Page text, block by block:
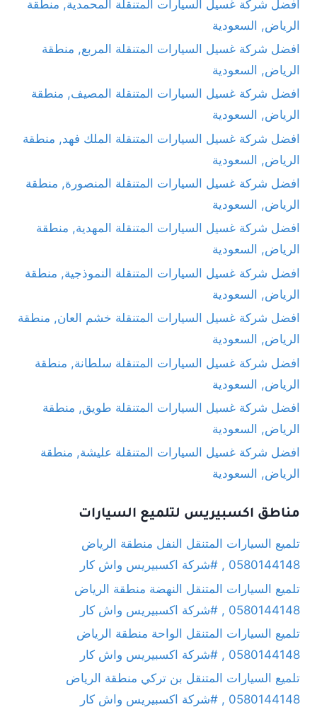
افضل شركة غسيل السيارات المتنقلة المحمدية, منطقة
الرياض, السعودية
افضل شركة غسيل السيارات المتنقلة المربع, منطقة
الرياض, السعودية
افضل شركة غسيل السيارات المتنقلة المصيف, منطقة
الرياض, السعودية
افضل شركة غسيل السيارات المتنقلة الملك فهد, منطقة
الرياض, السعودية
افضل شركة غسيل السيارات المتنقلة المنصورة, منطقة
الرياض, السعودية
افضل شركة غسيل السيارات المتنقلة المهدية, منطقة
الرياض, السعودية
افضل شركة غسيل السيارات المتنقلة النموذجية, منطقة
الرياض, السعودية
افضل شركة غسيل السيارات المتنقلة خشم العان, منطقة
الرياض, السعودية
افضل شركة غسيل السيارات المتنقلة سلطانة, منطقة
الرياض, السعودية
افضل شركة غسيل السيارات المتنقلة طويق, منطقة
الرياض, السعودية
افضل شركة غسيل السيارات المتنقلة عليشة, منطقة
الرياض, السعودية
مناطق اكسبيريس لتلميع السيارات
تلميع السيارات المتنقل النفل منطقة الرياض
0580144148 , #شركة اكسبيريس واش كار
تلميع السيارات المتنقل النهضة منطقة الرياض
0580144148 , #شركة اكسبيريس واش كار
تلميع السيارات المتنقل الواحة منطقة الرياض
0580144148 , #شركة اكسبيريس واش كار
تلميع السيارات المتنقل بن تركي منطقة الرياض
0580144148 , #شركة اكسبيريس واش كار